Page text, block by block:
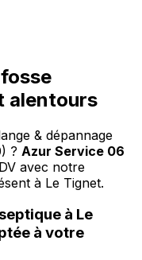
alentours
& dépannage
? Azur Service 06
avec notre
à Le Tignet.
à Le
à votre